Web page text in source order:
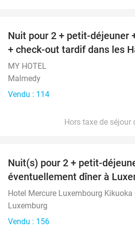
Nuit pour 2 + petit-déjeuner
+ check-out tardif dans les
MY HOTEL
Malmedy
Vendu : 114
Hors taxe de séjour
Nuit(s) pour 2 + petit-
éventuellement dîner à
Hotel Mercure Luxembourg Kikuoka
Luxemburg
Vendu : 156